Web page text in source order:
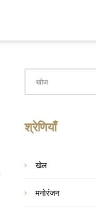
श्रेणियाँ
खेल
मनोरंजन